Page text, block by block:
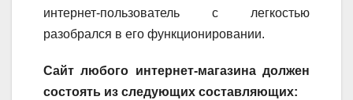
интернет-пользователь с легкостью
разобрался в его функционировании.
Сайт любого интернет-магазина должен
состоять из следующих составляющих: